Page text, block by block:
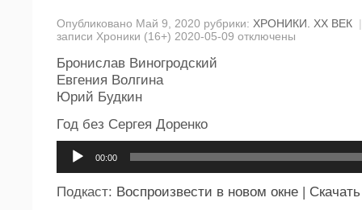
Опубликовано Май 9, 2020 рубрики: ХРОНИКИ. ХХ ВЕК |
записи Хроники (16+) 2020-05-09 отключены
Бронислав Виногродский
Евгения Волгина
Юрий Будкин
Год без Сергея Доренко
00:00
Подкаст: Воспроизвести в новом окне | Скачать